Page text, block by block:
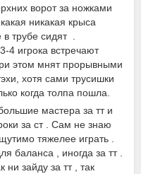
ворот за ножками
никакая крыса
трубе сидят .
4 игрока встречают
этом мнят прорывными
хотя сами трусишки
когда толпа пошла.
мастера за тт и
за ст . Сам не знаю
тяжелее играть .
баланса , иногда за тт .
ни зайду за тт , так